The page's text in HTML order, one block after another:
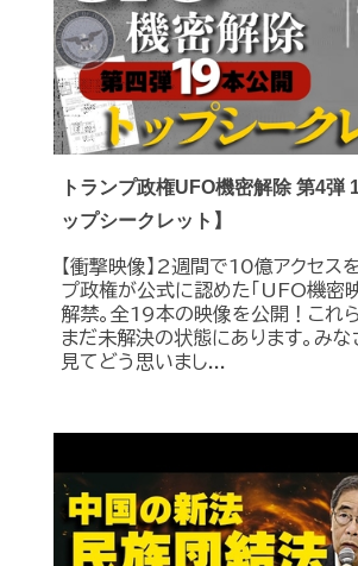
トランプ政権UFO機密解除 第4弾
ップシークレット】
【衝撃映像】2週間で10億アクセス
プ政権が公式に認めた｢UFO機密
解禁。全19本の映像を公開！これ
まだ未解決の状態にあります。み
見てどう思いまし...